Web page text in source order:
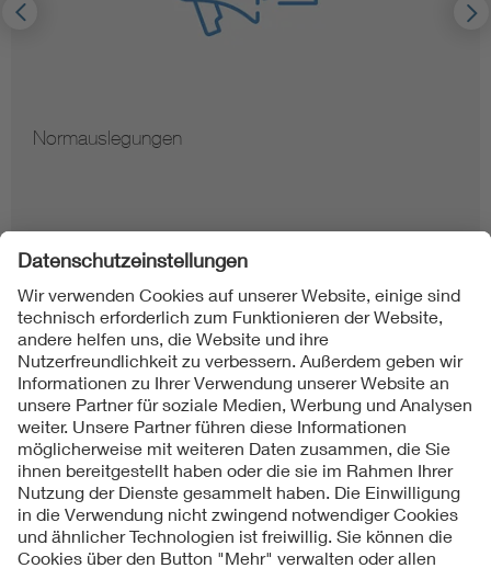
Normauslegungen
Folgen Sie uns